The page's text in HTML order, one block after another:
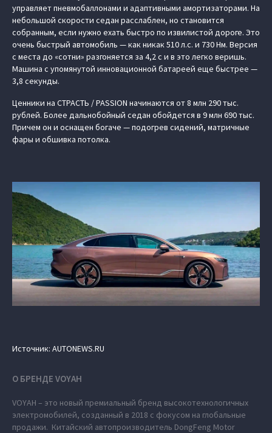
управляет пневмобаллонами и адаптивными амортизаторами. На
небольшой скорости седан расслаблен, но становится
собранным, если нужно ехать быстро по извилистой дороге. Это
очень быстрый автомобиль — как никак 510 л.с. и 730 Нм. Версия
с места до «сотни» разгоняется за 4,2 с и в это легко веришь.
Машина с упомянутой инновационной батареей еще быстрее —
3,8 секунды.
Ценники на СТРАСТЬ / PASSION начинаются от 8 млн 290 тыс.
рублей. Более дальнобойный седан обойдется в 9 млн 690 тыс.
Причем он и оснащен богаче — подогрев сидений, матричные
фары и обшивка потолка.
Источник: AUTONEWS.RU
О БРЕНДЕ VOYAH
VOYAH – это новый премиальный бренд высокотехнологичных
электромобилей, созданный в 2018 с фокусом на глобальные
продажи. Китайский автопроизводитель DongFeng Motor